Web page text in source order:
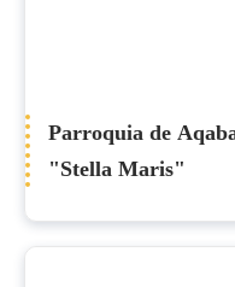
Parroquia de
"Stella Maris"